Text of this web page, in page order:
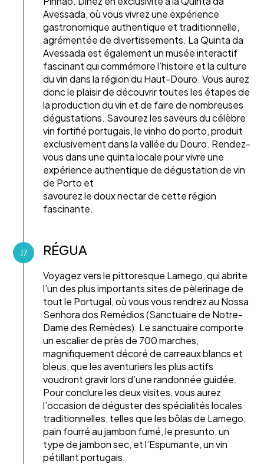
Avessada, où vous vivrez une expérience
gastronomique authentique et traditionnelle,
agrémentée de divertissements. La Quinta da
Avessada est également un musée interactif
fascinant qui commémore l’histoire et la culture
du vin dans la région du Haut-Douro. Vous aurez
donc le plaisir de découvrir toutes les étapes de
la production du vin et de faire de nombreuses
dégustations. Savourez les saveurs du célèbre
vin fortifié portugais, le vinho do porto, produit
exclusivement dans la vallée du Douro. Rendez-
vous dans une quinta locale pour vivre une
expérience authentique de dégustation de vin
de Porto et
savourez le doux nectar de cette région
fascinante.
J7 RÉGUA
Voyagez vers le pittoresque Lamego, qui abrite
l’un des plus importants sites de pèlerinage de
tout le Portugal, où vous vous rendrez au Nossa
Senhora dos Remédios (Sanctuaire de Notre-
Dame des Remèdes). Le sanctuaire comporte
un escalier de près de 700 marches,
magnifiquement décoré de carreaux blancs et
bleus, que les aventuriers les plus actifs
voudront gravir lors d’une randonnée guidée.
Pour conclure les deux visites, vous aurez
l’occasion de déguster des spécialités locales
traditionnelles, telles que les bôlas de Lamego,
pain fourré au jambon fumé, le presunto, un
type de jambon sec, et l’Espumante, un vin
pétillant portugais.